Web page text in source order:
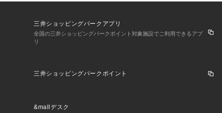
三井ショッピングパークアプリ
全国の三井ショッピングパークポイント対象施設でご利用できるアプ
リ
三井ショッピングパークポイント
&mallデスク